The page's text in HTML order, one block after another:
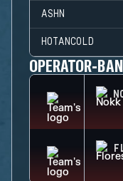
ASHN
HOTANCOLD
OPERATOR-